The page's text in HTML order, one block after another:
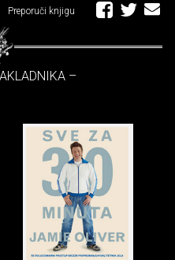
Preporuči knjigu
–